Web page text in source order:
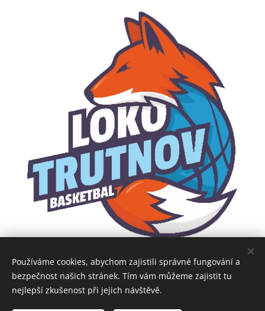
Obrázky poskytlPexels
Používáme cookies, abychom zajistili správné fungování a
bezpečnost našich stránek. Tím vám můžeme zajistit tu
nejlepší zkušenost při jejich návštěvě.